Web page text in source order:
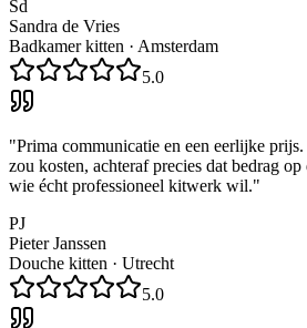
Sd
Sandra de Vries
Badkamer kitten · Amsterdam
5.0
"Prima communicatie en een eerlijke
zou kosten, achteraf precies dat bedrag
wie écht professioneel kitwerk wil."
PJ
Pieter Janssen
Douche kitten · Utrecht
5.0